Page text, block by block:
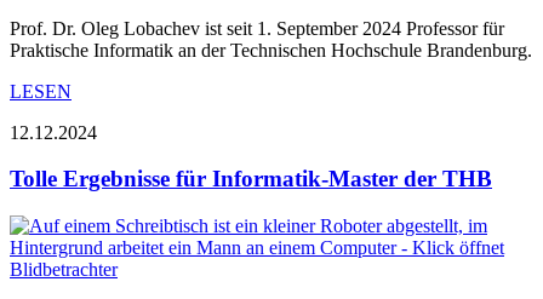
Prof. Dr. Oleg Lobachev ist seit 1. September 2024 Professor für
Praktische Informatik an der Technischen Hochschule Brandenburg.
LESEN
12.12.2024
Tolle Ergebnisse für Informatik-Master der THB